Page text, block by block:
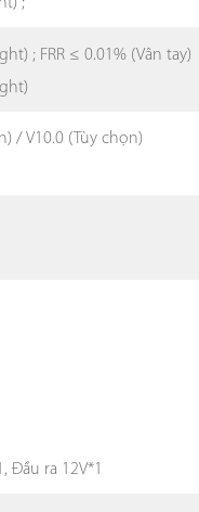
; FRR ≤ 0.01% (Vân tay)
/ V10.0 (Tùy chọn)
Đầu ra 12V*1